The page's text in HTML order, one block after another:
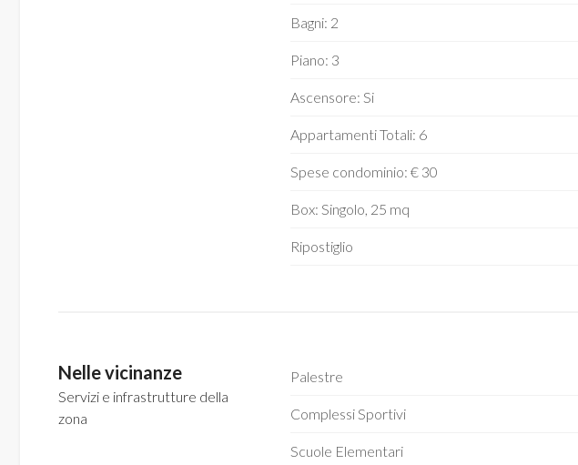
Bagni: 2
Piano: 3
Ascensore: Si
Appartamenti Totali: 6
Spese condominio: € 30
Box: Singolo, 25 mq
Ripostiglio
Nelle vicinanze
Servizi e infrastrutture della
zona
Palestre
Complessi Sportivi
Scuole Elementari